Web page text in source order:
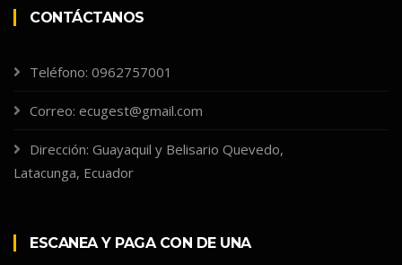
CONTÁCTANOS
Teléfono: 0962757001
Correo: ecugest@gmail.com
Dirección: Guayaquil y Belisario Quevedo,
Latacunga, Ecuador
ESCANEA Y PAGA CON DE UNA